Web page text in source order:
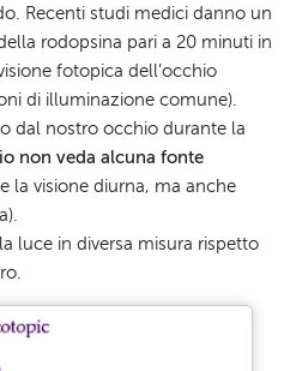
Recenti studi medici danno un
rodopsina pari a 20 minuti in
fotopica dell’occhio
di illuminazione comune).
dal nostro occhio durante la
non veda alcuna fonte
la visione diurna, ma anche
luce in diversa misura rispetto